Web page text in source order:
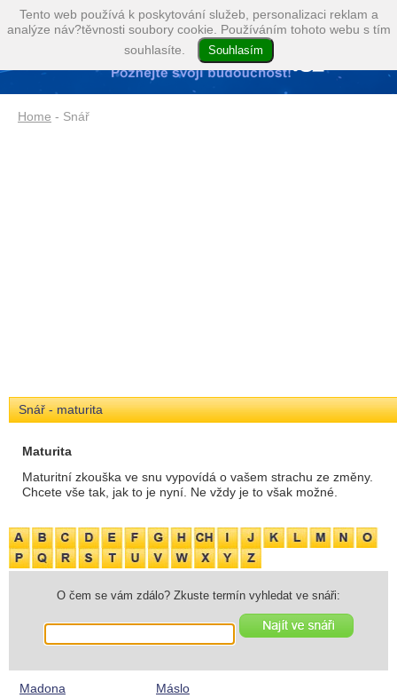
Home - Snář
Snář - maturita
Maturita
Maturitní zkouška ve snu vypovídá o vašem strachu ze změny.
Chcete vše tak, jak to je nyní. Ne vždy je to však možné.
O čem se vám zdálo? Zkuste termín vyhledat ve snáři:
Madona
Máslo
Tento web používá k poskytování služeb, personalizaci reklam a
analýze náv?těvnosti soubory cookie. Používáním tohoto webu s tím
souhlasíte.